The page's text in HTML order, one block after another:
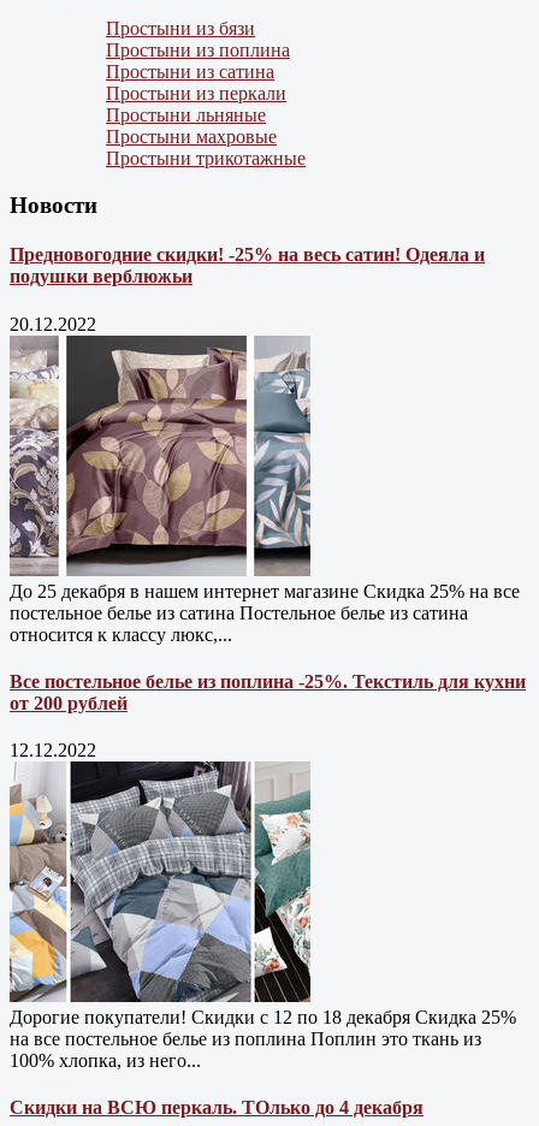
Простыни из бязи
Простыни из поплина
Простыни из сатина
Простыни из перкали
Простыни льняные
Простыни махровые
Простыни трикотажные
Новости
Предновогодние скидки! -25% на весь сатин! Одеяла и
подушки верблюжьи
20.12.2022
До 25 декабря в нашем интернет магазине Cкидка 25% на все
постельное белье из сатина Постельное белье из сатина
относится к классу люкс,...
Все постельное белье из поплина -25%. Текстиль для кухни
от 200 рублей
12.12.2022
Дорогие покупатели! Скидки с 12 по 18 декабря Скидка 25%
на все постельное белье из поплина Поплин это ткань из
100% хлопка, из него...
Скидки на ВСЮ перкаль. ТОлько до 4 декабря